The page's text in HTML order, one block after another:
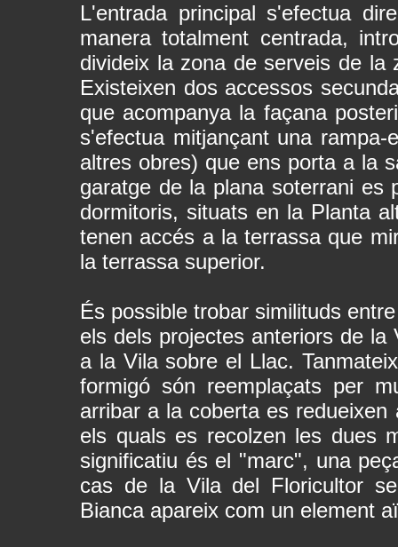
L'entrada principal s'efectua
manera totalment centrada,
divideix la zona de serveis de
Existeixen dos accessos
que acompanya la façana
s'efectua mitjançant una
altres obres) que ens porta a la
garatge de la plana soterrani es
dormitoris, situats en la Planta
tenen accés a la terrassa que
la terrassa superior.
És possible trobar similituds
els dels projectes anteriors de
a la Vila sobre el Llac.
formigó són reemplaçats per
arribar a la coberta es
els quals es recolzen les dues
significatiu és el "marc", una
cas de la Vila del Floricultor
Bianca apareix com un element